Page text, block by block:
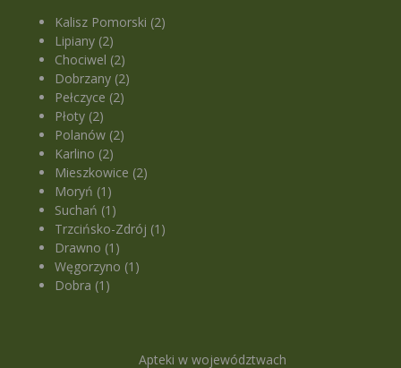
Kalisz Pomorski (2)
Lipiany (2)
Chociwel (2)
Dobrzany (2)
Pełczyce (2)
Płoty (2)
Polanów (2)
Karlino (2)
Mieszkowice (2)
Moryń (1)
Suchań (1)
Trzcińsko-Zdrój (1)
Drawno (1)
Węgorzyno (1)
Dobra (1)
Apteki w województwach